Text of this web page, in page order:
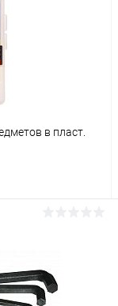
в пласт.
В наличии (1)